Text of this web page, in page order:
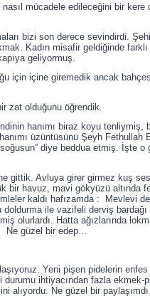
mücadele edileceğini bir
bizi son derece sevindirdi.
Kadın misafir geldiğinde
geliyormuş.
için içine giremedik ancak
zat olduğunu öğrendik.
hanımı biraz koyu tenliymiş,
üzüntüsünü Şeyh
diye beddua etmiş. İşte
gittik. Avluya girer girmez kuş
bir havuz, mavi gökyüzü altında
kaldı hafızamda : Mevlevi
doldurma ile vazifeli derviş
olurlardı. Hatta ağızlarında
Ne güzel bir edep…
Yeni pişen pidelerin
ihtiyacından fazla
alıyordu. Ne güzel bir